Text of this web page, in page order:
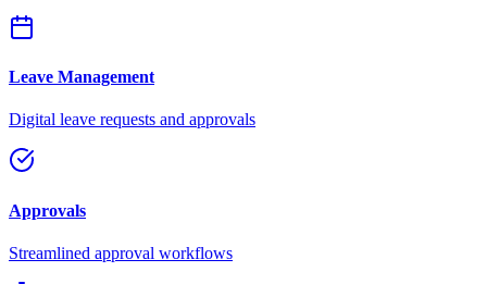
Leave Management
Digital leave requests and approvals
Approvals
Streamlined approval workflows